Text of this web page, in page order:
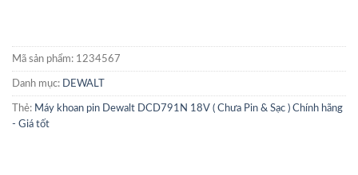
Mã sản phẩm: 1234567
Danh mục: DEWALT
Thẻ: Máy khoan pin Dewalt DCD791N 18V ( Chưa Pin & Sạc ) Chính hãng
- Giá tốt